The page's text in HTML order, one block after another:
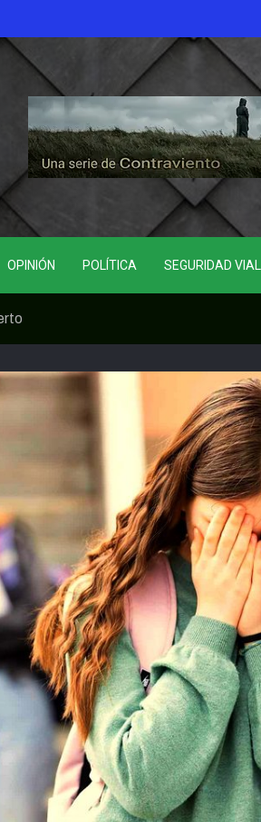
OPINIÓN POLÍTICA SEGURIDAD VIAL